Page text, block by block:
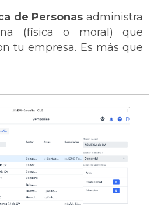
de Personas administra
(física o moral) que
tu empresa. Es más que